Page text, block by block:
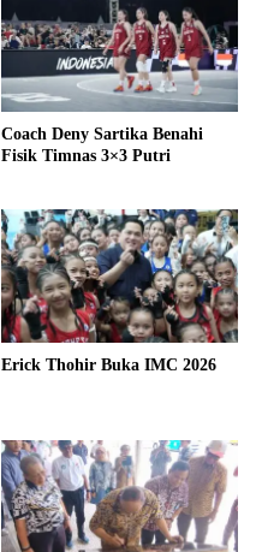
Coach Deny Sartika Benahi
Fisik Timnas 3×3 Putri
Erick Thohir Buka IMC 2026